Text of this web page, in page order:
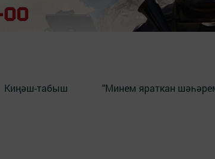
Киңәш-табыш "Минем яраткан